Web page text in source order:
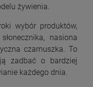
żywienia.
wybór produktów,
nasiona
czarnuszka. To
zadbać o bardziej
każdego dnia.